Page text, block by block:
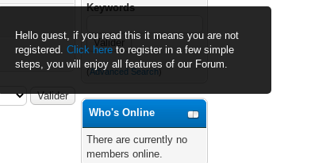
Hello guest, if you read this it means you are not
registered. Click hereto register in a few simple
steps, you will enjoy all features of our Forum.
Keywords
( Advanced Search )
Who's Online
There are currently no
members online.